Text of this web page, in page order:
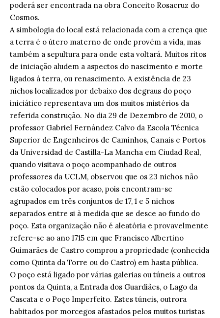
poderá ser encontrada na obra Conceito Rosacruz do
Cosmos.
A simbologia do local está relacionada com a crença que
a terra é o útero materno de onde provém a vida, mas
também a sepultura para onde esta voltará. Muitos ritos
de iniciação aludem a aspectos do nascimento e morte
ligados à terra, ou renascimento. A existência de 23
nichos localizados por debaixo dos degraus do poço
iniciático representava um dos muitos mistérios da
referida construção. No dia 29 de Dezembro de 2010, o
professor Gabriel Fernández Calvo da Escola Técnica
Superior de Engenheiros de Caminhos, Canais e Portos
da Universidad de Castilla-La Mancha em Ciudad Real,
quando visitava o poço acompanhado de outros
professores da UCLM, observou que os 23 nichos não
estão colocados por acaso, pois encontram-se
agrupados em três conjuntos de 17, 1 e 5 nichos
separados entre si à medida que se desce ao fundo do
poço. Esta organização não é aleatória e provavelmente
refere-se ao ano 1715 em que Francisco Albertino
Guimarães de Castro comprou a propriedade (conhecida
como Quinta da Torre ou do Castro) em hasta pública.
O poço está ligado por várias galerias ou túneis a outros
pontos da Quinta, a Entrada dos Guardiães, o Lago da
Cascata e o Poço Imperfeito. Estes túneis, outrora
habitados por morcegos afastados pelos muitos turistas